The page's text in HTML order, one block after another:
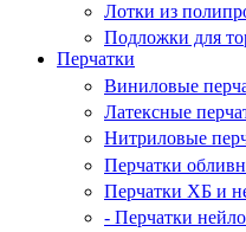
Лотки из
Подложки для
Перчатки
Виниловые
Латексные
Нитриловые
Перчатки
Перчатки ХБ и
- Перчатки